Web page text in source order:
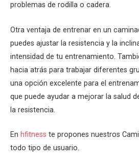
problemas de rodilla o cadera.
Otra ventaja de entrenar en un
puedes ajustar la resistencia y la
intensidad de tu entrenamiento.
hacia atrás para trabajar diferentes
una opción excelente para el
que puede ayudar a mejorar la salud
la resistencia.
En hfitness te propones nuestros
todo tipo de usuario.